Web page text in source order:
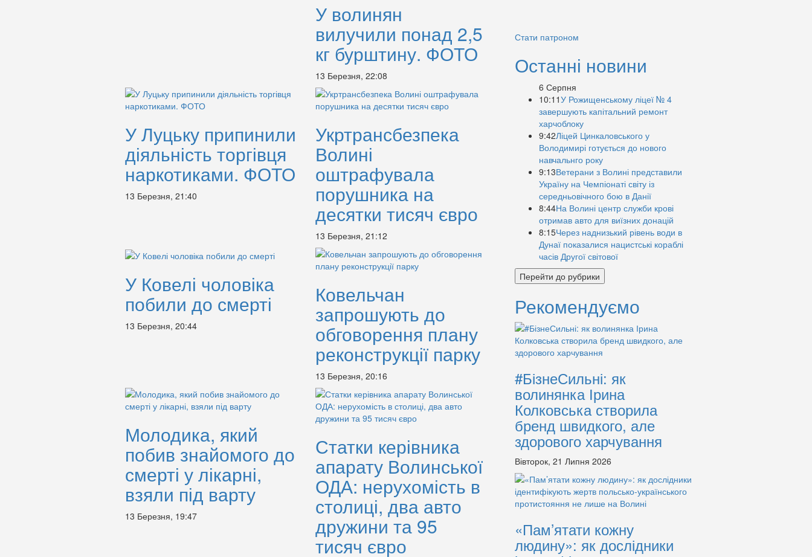
У волинян
вилучили понад 2,5
кг бурштину. ФОТО
13 Березня, 22:08
У Луцьку припинили
діяльність торгівця
наркотиками. ФОТО
13 Березня, 21:40
Укртрансбезпека
Волині
оштрафувала
порушника на
десятки тисяч євро
13 Березня, 21:12
У Ковелі чоловіка
побили до смерті
13 Березня, 20:44
Ковельчан
запрошують до
обговорення плану
реконструкції парку
13 Березня, 20:16
Молодика, який
побив знайомого до
смерті у лікарні,
взяли під варту
13 Березня, 19:47
Статки керівника
апарату Волинської
ОДА: нерухомість в
столиці, два авто
дружини та 95
тисяч євро
Стати патроном
Останні новини
6 Серпня
10:11У Рожищенському ліцеї № 4
завершують капітальний ремонт
харчоблоку
9:42Ліцей Цинкаловського у
Володимирі готується до нового
навчальнго року
9:13Ветерани з Волині представили
Україну на Чемпіонаті світу із
середньовічного бою в Данії
8:44На Волині центр служби крові
отримав авто для виїзних донацій
8:15Через наднизький рівень води в
Дунаї показалися нацистські кораблі
часів Другої світової
Перейти до рубрики
Рекомендуємо
#БізнеСильні: як
волинянка Ірина
Колковська створила
бренд швидкого, але
здорового харчування
Вівторок, 21 Липня 2026
«Пам’ятати кожну
людину»: як дослідники